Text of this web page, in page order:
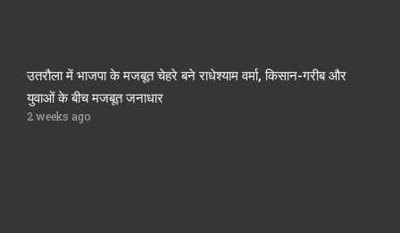
उतरौला में भाजपा के मजबूत चेहरे बने राधेश्याम वर्मा, किसान-गरीब और
युवाओं के बीच मजबूत जनाधार
2 weeks ago